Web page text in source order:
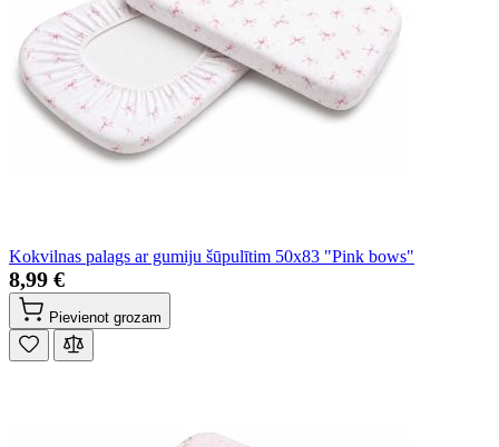
Kokvilnas palags ar gumiju šūpulītim 50x83 "Pink bows"
8,99 €
Pievienot grozam